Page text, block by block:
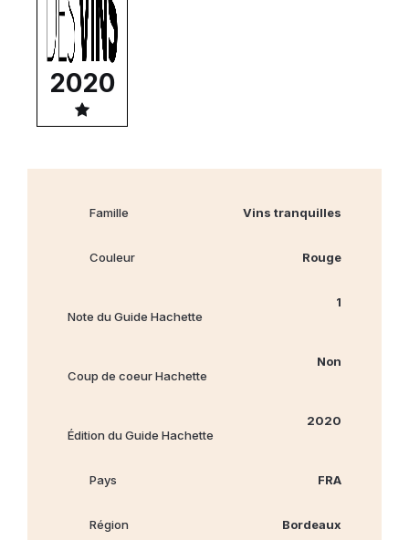
2020
Famille Vins tranquilles
Couleur Rouge
Note du Guide Hachette
1
Coup de coeur Hachette
Non
Édition du Guide Hachette
2020
Pays FRA
Région Bordeaux